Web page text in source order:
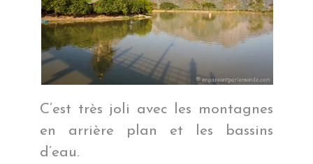
C’est très joli avec les montagnes
en arrière plan et les bassins
d’eau.